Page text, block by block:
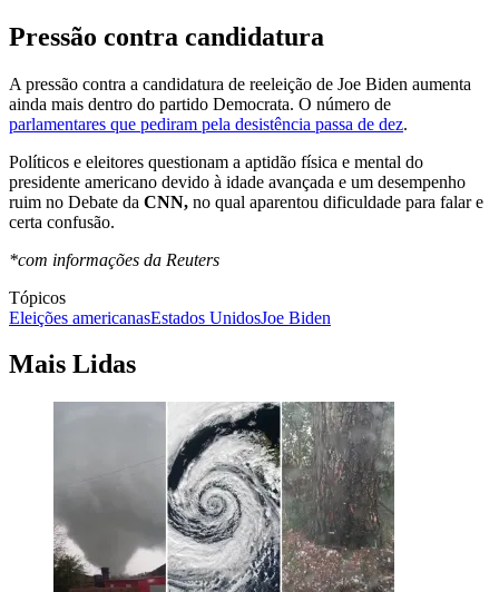
Pressão contra candidatura
A pressão contra a candidatura de reeleição de Joe Biden aumenta
ainda mais dentro do partido Democrata. O número de
parlamentares que pediram pela desistência passa de dez.
Políticos e eleitores questionam a aptidão física e mental do
presidente americano devido à idade avançada e um desempenho
ruim no Debate da CNN, no qual aparentou dificuldade para falar e
certa confusão.
*com informações da Reuters
Tópicos
Eleições americanasEstados UnidosJoe Biden
Mais Lidas